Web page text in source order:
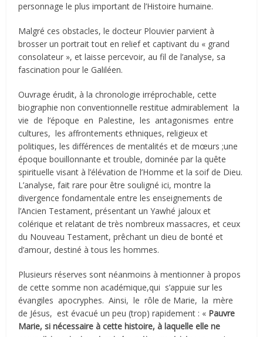
personnage le plus important de l’Histoire humaine.
Malgré ces obstacles, le docteur Plouvier parvient à
brosser un portrait tout en relief et captivant du « grand
consolateur », et laisse percevoir, au fil de l’analyse, sa
fascination pour le Galiléen.
Ouvrage érudit, à la chronologie irréprochable, cette
biographie non conventionnelle restitue admirablement la
vie de l’époque en Palestine, les antagonismes entre
cultures, les affrontements ethniques, religieux et
politiques, les différences de mentalités et de mœurs ;une
époque bouillonnante et trouble, dominée par la quête
spirituelle visant à l’élévation de l’Homme et la soif de Dieu.
L’analyse, fait rare pour être souligné ici, montre la
divergence fondamentale entre les enseignements de
l’Ancien Testament, présentant un Yawhé jaloux et
colérique et relatant de très nombreux massacres, et ceux
du Nouveau Testament, prêchant un dieu de bonté et
d’amour, destiné à tous les hommes.
Plusieurs réserves sont néanmoins à mentionner à propos
de cette somme non académique,qui s’appuie sur les
évangiles apocryphes. Ainsi, le rôle de Marie, la mère
de Jésus, est évacué un peu (trop) rapidement : « Pauvre
Marie, si nécessaire à cette histoire, à laquelle elle ne